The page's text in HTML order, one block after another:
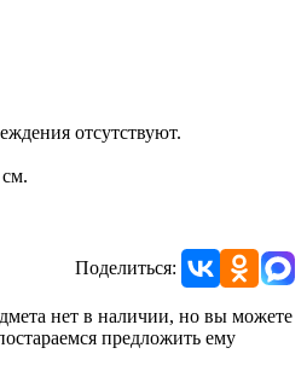
отсутствуют.
Поделиться:
нет в наличии, но вы можете
предложить ему